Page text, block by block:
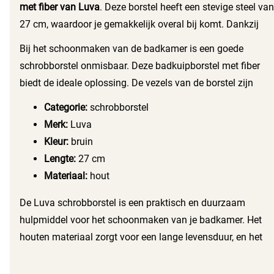
met fiber van Luva. Deze borstel heeft een stevige steel van
27 cm, waardoor je gemakkelijk overal bij komt. Dankzij
Bij het schoonmaken van de badkamer is een goede
schrobborstel onmisbaar. Deze badkuipborstel met fiber
biedt de ideale oplossing. De vezels van de borstel zijn
Categorie: schrobborstel
Merk: Luva
Kleur: bruin
Lengte: 27 cm
Materiaal: hout
De Luva schrobborstel is een praktisch en duurzaam
hulpmiddel voor het schoonmaken van je badkamer. Het
houten materiaal zorgt voor een lange levensduur, en het